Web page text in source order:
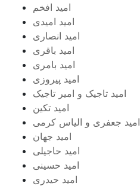
امید افخم
امید امیدی
امید انصاری
امید باقری
امید بامری
امید پیروزی
امید تاجیک و امیر تاجیک
امید تکین
امید جعفری و الیاس کرمی
امید جهان
امید حاجیلی
امید حسینی
امید حیدری